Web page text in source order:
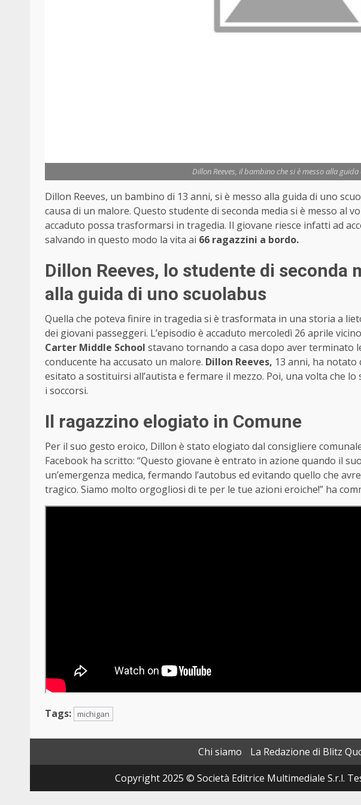
Dillon Reeves, il bambino che si è messo alla
Dillon Reeves, un bambino di 13 anni, si è messo alla guida di uno
causa di un malore. Questo studente di seconda media si è messo al
accaduto possa trasformarsi in tragedia. Il giovane riesce infatti ad
salvando in questo modo la vita ai 66 ragazzini a bordo.
Dillon Reeves, lo studente di seconda
alla guida di uno scuolabus
Quella che poteva finire in tragedia si è trasformata in una storia a
dei giovani passeggeri. L’episodio è accaduto mercoledì 26 aprile
Carter Middle School stavano tornando a casa dopo aver terminato
conducente ha accusato un malore. Dillon Reeves, 13 anni, ha notato
esitato a sostituirsi all’autista e fermare il mezzo. Poi, una volta che
i soccorsi.
Il ragazzino elogiato in Comune
Per il suo gesto eroico, Dillon è stato elogiato dal consigliere
Facebook ha scritto: “Questo giovane è entrato in azione quando il
un’emergenza medica, fermando l’autobus ed evitando quello che
tragico. Siamo molto orgogliosi di te per le tue azioni eroiche!” ha
Tags: michigan
Chi siamo La Redazione di Blitz
Copyright 2025 © Società Editrice Multimediale S.r.l.